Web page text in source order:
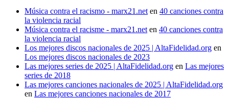
Música contra el racismo - marx21.neten 40 canciones contra
la violencia racial
Música contra el racisme - marx21.neten 40 canciones contra
la violencia racial
Los mejores discos nacionales de 2025 | AltaFidelidad.org en
Los mejores discos nacionales de 2023
Las mejores series de 2025 | AltaFidelidad.org en Las mejores
series de 2018
Las mejores canciones nacionales de 2025 | AltaFidelidad.org
en Las mejores canciones nacionales de 2017